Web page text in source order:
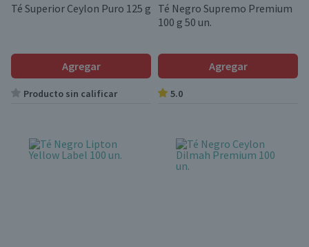
Té Superior Ceylon Puro 125 g
Agregar
Producto sin calificar
Té Negro Supremo Premium
100 g 50 un.
Agregar
5.0